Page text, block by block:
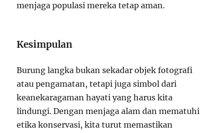
menjaga populasi mereka tetap aman.
Kesimpulan
Burung langka bukan sekadar objek fotografi
atau pengamatan, tetapi juga simbol dari
keanekaragaman hayati yang harus kita
lindungi. Dengan menjaga alam dan mematuhi
etika konservasi, kita turut memastikan